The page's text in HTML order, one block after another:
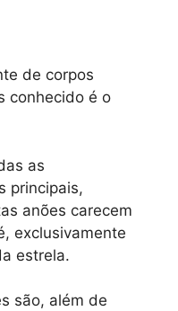
de corpos
conhecido é o
as
principais,
anões carecem
exclusivamente
estrela.
são, além de